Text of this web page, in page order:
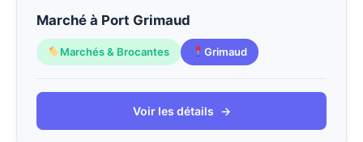
Marché à Port Grimaud
Marchés & Brocantes Grimaud
Voir les détails →